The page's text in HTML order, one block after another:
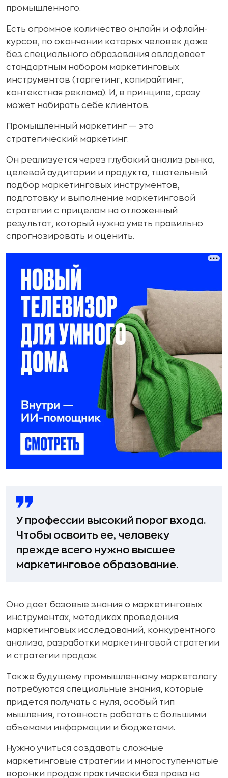
промышленного.
Есть огромное количество онлайн и офлайн-
курсов, по окончании которых человек даже
без специального образования овладевает
стандартным набором маркетинговых
инструментов (таргетинг, копирайтинг,
контекстная реклама). И, в принципе, сразу
может набирать себе клиентов.
Промышленный маркетинг — это
стратегический маркетинг.
Он реализуется через глубокий анализ рынка,
целевой аудитории и продукта, тщательный
подбор маркетинговых инструментов,
подготовку и выполнение маркетинговой
стратегии с прицелом на отложенный
результат, который нужно уметь правильно
спрогнозировать и оценить.
У профессии высокий порог входа.
Чтобы освоить ее, человеку
прежде всего нужно высшее
маркетинговое образование.
Оно дает базовые знания о маркетинговых
инструментах, методиках проведения
маркетинговых исследований, конкурентного
анализа, разработки маркетинговой стратегии
и стратегии продаж.
Также будущему промышленному маркетологу
потребуются специальные знания, которые
придется получать с нуля, особый тип
мышления, готовность работать с большими
объемами информации и бюджетами.
Нужно учиться создавать сложные
маркетинговые стратегии и многоступенчатые
воронки продаж практически без права на